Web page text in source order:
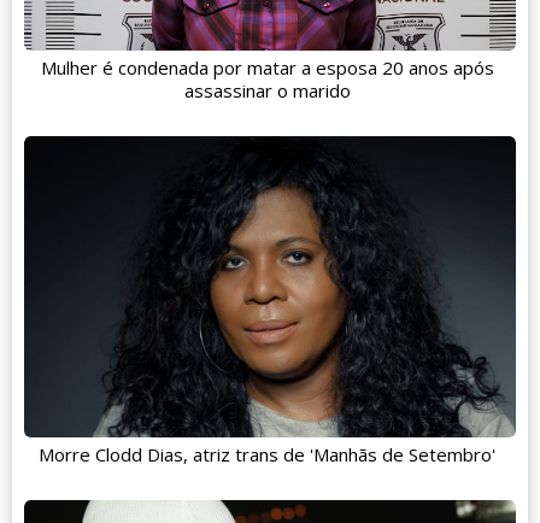
Mulher é condenada por matar a esposa 20 anos após
assassinar o marido
Morre Clodd Dias, atriz trans de 'Manhãs de Setembro'